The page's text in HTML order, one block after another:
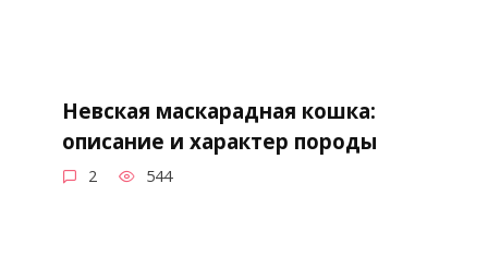
Невская маскарадная кошка:
описание и характер породы
2 544